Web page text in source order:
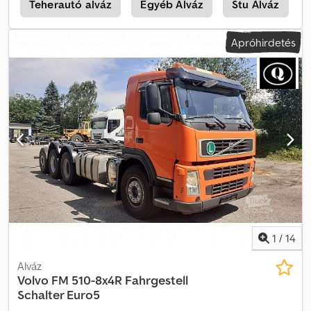
Központi zár ? Elektromos ablakok ? Elektromos tükrök ?
Szervokormány ? Tachográf ÖSSZSÚLY: 26 000 kg TENGELYTÁV:
450/136 cm GUMIMÉRET: 315/60R22,5 FELFÜGGESZTÉS: ELSŐ:
LAPRUGÓS HÁTSÓ: LÉGRUGÓS TEL.: KUBA – LENGYEL, ANGOL,
NÉMET, OLASZ SEBASTIAN – LENGYEL, NÉMET, OLASZ, ?????
LASZLO – MAGYAR COSTEL – ROMÁN (Románul minden export
ügyintézést vállalunk, beleértve a rendszámot is) RADEK – ?????
Ref. sz.: 9105
Teherautó alváz Egyéb Alváz Stu Alváz
Apróhirdetés
1 / 14
Alváz
Volvo FM 510-8x4R Fahrgestell
Schalter Euro5